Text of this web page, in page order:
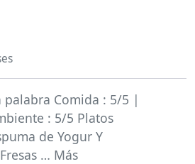
palabra Comida : 5/5 |
: 5/5 Platos
de Yogur Y
… Más